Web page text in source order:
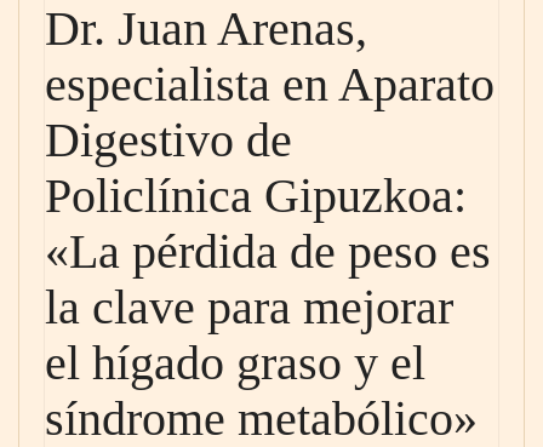
Dr. Juan Arenas,
especialista en Aparato
Digestivo de
Policlínica Gipuzkoa:
«La pérdida de peso es
la clave para mejorar
el hígado graso y el
síndrome metabólico»